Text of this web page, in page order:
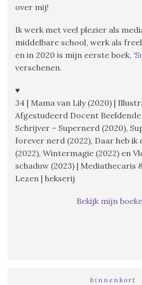
over mij!
Ik werk met veel plezier als
middelbare school, werk als
en in 2020 is mijn eerste boek, ‘
verschenen.
♥
34 | Mama van Lily (2020) |
Afgestudeerd Docent
Schrijver – Supernerd (2020),
forever nerd (2022), Daar heb ik
(2022), Wintermagie (2022) en
schaduw (2023) | Mediathecaris
Lezen | hekserij
Bekijk mijn
binnenkort